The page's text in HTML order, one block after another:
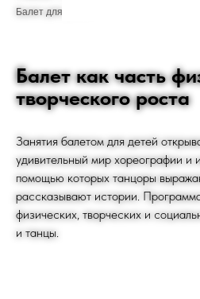
Балет для детей
Балет как часть
творческого роста
Занятия балетом для детей
удивительный мир хореографии и
помощью которых танцоры
рассказывают истории.
физических, творческих и
и танцы.